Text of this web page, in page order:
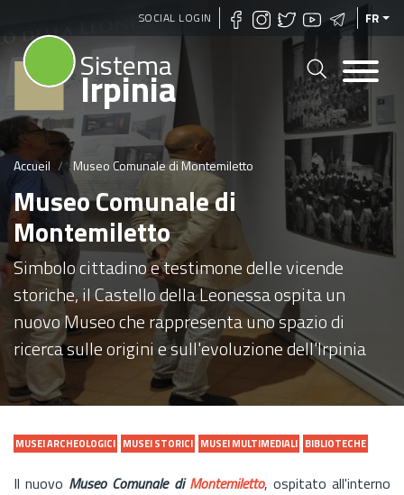
Aller
SOCIAL LOGIN FR
Sistema
Irpinia
Accueil Museo Comunale di Montemiletto
Museo Comunale di
Montemiletto
Simbolo cittadino e testimone delle vicende
storiche, il Castello della Leonessa ospita un
nuovo Museo che rappresenta uno spazio di
ricerca sulle origini e sull'evoluzione dell'Irpinia
MUSEI ARCHEOLOGICI MUSEI STORICI MUSEI MULTIMEDIALI BIBLIOTECHE
Il nuovo Museo Comunale diMontemiletto, ospitato all'interno